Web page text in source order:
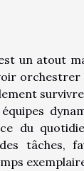
un atout
orchestrer
du
tâches,